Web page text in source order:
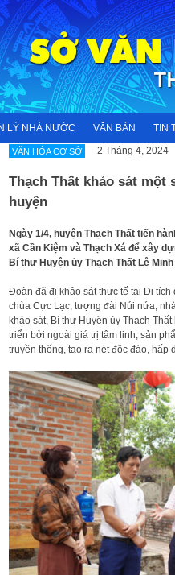
LÝ NHÀ NƯỚC VĂN BẢN TIN
VĂN HÓA CƠ SỞ 2 Tháng 4, 2024
Thạch Thất khảo sát
huyện
Ngày 1/4, huyện Thạch Thất tiến
xã Cần Kiệm và Thạch Xá để xây
Bí thư Huyện ủy Thạch Thất Lê
Đoàn đã đi khảo sát thực tế tại Di
chùa Cực Lạc, tượng đài Núi nứa,
khảo sát, Bí thư Huyện ủy Thạch
triển bởi ngoài giá trị tâm linh, sản
truyền thống, tạo ra nét độc đáo, hấp